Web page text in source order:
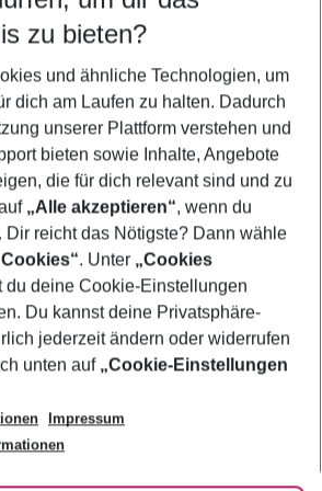
5-8 Nächte
Keine Kinder
Filter anzeigen
ändern
zu bieten?
und ähnliche Technologien, um
dich am Laufen zu halten. Dadurch
unserer Plattform verstehen und
bieten sowie Inhalte, Angebote
die für dich relevant sind und zu
„Alle akzeptieren“, wenn du
Dir reicht das Nötigste? Dann wähle
. Unter „Cookies
du deine Cookie-Einstellungen
Du kannst deine Privatsphäre-
jederzeit ändern oder widerrufen
unten auf „Cookie-Einstellungen
Impressum